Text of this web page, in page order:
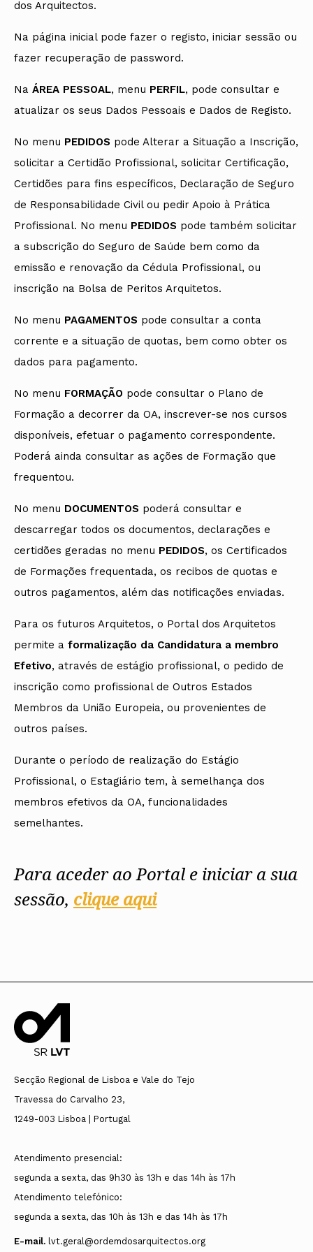
dos Arquitectos.
Na página inicial pode fazer o registo, iniciar sessão ou
fazer recuperação de password.
Na ÁREA PESSOAL, menu PERFIL, pode consultar e
atualizar os seus Dados Pessoais e Dados de Registo.
No menu PEDIDOS pode Alterar a Situação a Inscrição,
solicitar a Certidão Profissional, solicitar Certificação,
Certidões para fins específicos, Declaração de Seguro
de Responsabilidade Civil ou pedir Apoio à Prática
Profissional. No menu PEDIDOS pode também solicitar
a subscrição do Seguro de Saúde bem como da
emissão e renovação da Cédula Profissional, ou
inscrição na Bolsa de Peritos Arquitetos.
No menu PAGAMENTOS pode consultar a conta
corrente e a situação de quotas, bem como obter os
dados para pagamento.
No menu FORMAÇÃO pode consultar o Plano de
Formação a decorrer da OA, inscrever-se nos cursos
disponíveis, efetuar o pagamento correspondente.
Poderá ainda consultar as ações de Formação que
frequentou.
No menu DOCUMENTOS poderá consultar e
descarregar todos os documentos, declarações e
certidões geradas no menu PEDIDOS, os Certificados
de Formações frequentada, os recibos de quotas e
outros pagamentos, além das notificações enviadas.
Para os futuros Arquitetos, o Portal dos Arquitetos
permite a formalização da Candidatura a membro
Efetivo, através de estágio profissional, o pedido de
inscrição como profissional de Outros Estados
Membros da União Europeia, ou provenientes de
outros países.
Durante o período de realização do Estágio
Profissional, o Estagiário tem, à semelhança dos
membros efetivos da OA, funcionalidades
semelhantes.
Para aceder ao Portal e iniciar a sua
sessão, clique aqui
Secção Regional de Lisboa e Vale do Tejo
Travessa do Carvalho 23,
1249-003 Lisboa | Portugal
Atendimento presencial:
segunda a sexta, das 9h30 às 13h e das 14h às 17h
Atendimento telefónico:
segunda a sexta, das 10h às 13h e das 14h às 17h
E-mail. lvt.geral@ordemdosarquitectos.org